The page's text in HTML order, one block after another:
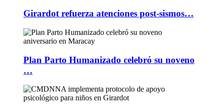
Girardot refuerza atenciones post-sismos…
Plan Parto Humanizado celebró su noveno
…